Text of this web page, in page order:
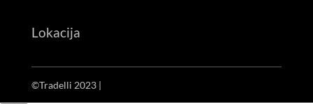
Lokacija
©Tradelli 2023 |